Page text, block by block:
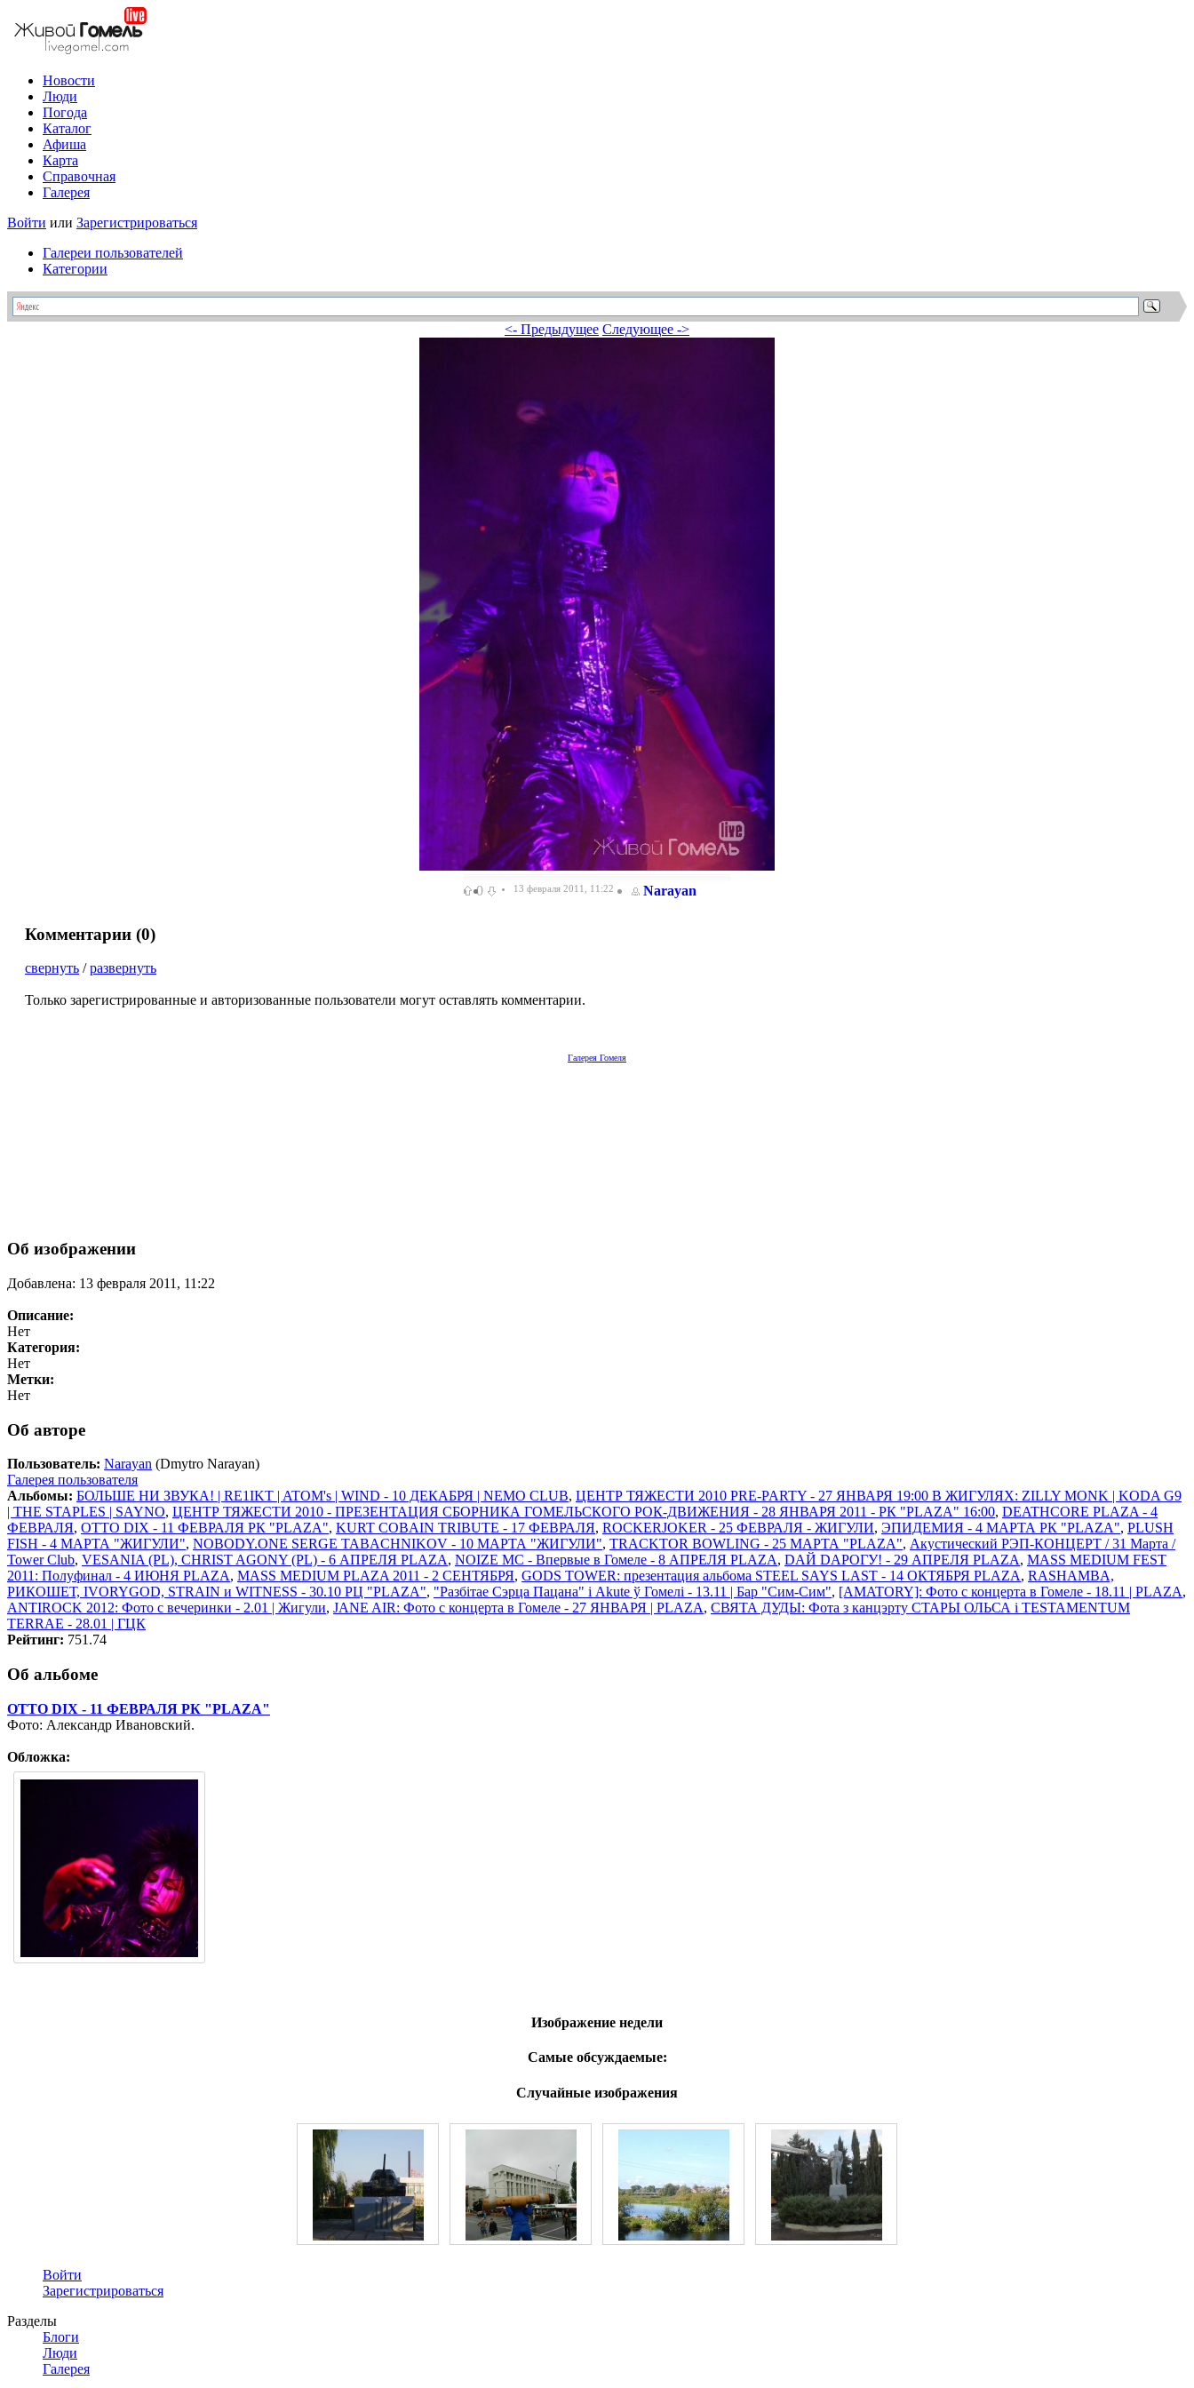
Новости
Люди
Погода
Каталог
Афиша
Карта
Справочная
Галерея
Войти или Зарегистрироваться
Галереи пользователей
Категории
<- Предыдущее Следующее ->
0 13 февраля 2011, 11:22 Narayan
Комментарии (0)
свернуть /развернуть
Только зарегистрированные и авторизованные пользователи могут оставлять комментарии.
Галерея Гомеля
Об изображении
Добавлена: 13 февраля 2011, 11:22
Описание:
Нет
Категория:
Нет
Метки:
Нет
Об авторе
Пользователь: Narayan (Dmytro Narayan)
Галерея пользователя
Альбомы: БОЛЬШЕ НИ ЗВУКА! | RE1IKT | ATOM's | WIND - 10 ДЕКАБРЯ | NEMO CLUB, ЦЕНТР ТЯЖЕСТИ 2010 PRE-PARTY - 27 ЯНВАРЯ 19:00 В ЖИГУЛЯХ: ZILLY MONK | KODA G9
| THE STAPLES | SAYNO, ЦЕНТР ТЯЖЕСТИ 2010 - ПРЕЗЕНТАЦИЯ СБОРНИКА ГОМЕЛЬСКОГО РОК-ДВИЖЕНИЯ - 28 ЯНВАРЯ 2011 - РК "PLAZA" 16:00, DEATHCORE PLAZA - 4
ФЕВРАЛЯ, OTTO DIX - 11 ФЕВРАЛЯ РК "PLAZA", KURT COBAIN TRIBUTE - 17 ФЕВРАЛЯ, ROCKERJOKER - 25 ФЕВРАЛЯ - ЖИГУЛИ, ЭПИДЕМИЯ - 4 МАРТА РК "PLAZA", PLUSH
FISH - 4 МАРТА "ЖИГУЛИ", NOBODY.ONE SERGE TABACHNIKOV - 10 МАРТА "ЖИГУЛИ", TRACKTOR BOWLING - 25 МАРТА "PLAZA", Акустический РЭП-КОНЦЕРТ / 31 Марта /
Tower Club, VESANIA (PL), CHRIST AGONY (PL) - 6 АПРЕЛЯ PLAZA, NOIZE MC - Впервые в Гомеле - 8 АПРЕЛЯ PLAZA, DАЙ DАРОГУ! - 29 АПРЕЛЯ PLAZA, MASS MEDIUM FEST
2011: Полуфинал - 4 ИЮНЯ PLAZA, MASS MEDIUM PLAZA 2011 - 2 СЕНТЯБРЯ, GODS TOWER: презентация альбома STEEL SAYS LAST - 14 ОКТЯБРЯ PLAZA, RASHAMBA,
РИКОШЕТ, IVORYGOD, STRAIN и WITNESS - 30.10 РЦ "PLAZA", "Разбітае Сэрца Пацана" і Akute ў Гомелi - 13.11 | Бар "Сим-Сим", [AMATORY]: Фото с концерта в Гомеле - 18.11 | PLAZA,
ANTIROCK 2012: Фото с вечеринки - 2.01 | Жигули, JANE AIR: Фото с концерта в Гомеле - 27 ЯНВАРЯ | PLAZA, СВЯТА ДУДЫ: Фота з канцэрту СТАРЫ ОЛЬСА i TESTAMENTUM
TERRAE - 28.01 | ГЦК
Рейтинг: 751.74
Об альбоме
OTTO DIX - 11 ФЕВРАЛЯ РК "PLAZA"
Фото: Александр Ивановский.
Обложка:
Изображение недели
Самые обсуждаемые:
Случайные изображения
Войти
Зарегистрироваться
Разделы
Блоги
Люди
Галерея